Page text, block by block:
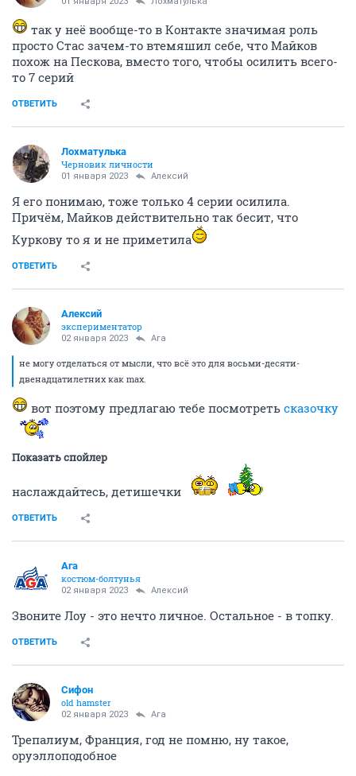
так у неё вообще-то в Контакте значимая роль
просто Стас зачем-то втемяшил себе, что Майков
похож на Пескова, вместо того, чтобы осилить всего-
то 7 серий
ОТВЕТИТЬ
Лохматулька
Черновик личности
01 января 2023 Алексий
Я его понимаю, тоже только 4 серии осилила.
Причём, Майков действительно так бесит, что
Куркову то я и не приметила
ОТВЕТИТЬ
Алексий
экспериментатор
02 января 2023 Ага
не могу отделаться от мысли, что всё это для восьми-десяти-
двенадцатилетних как max.
вот поэтому предлагаю тебе посмотреть сказочку
Показать спойлер
наслаждайтесь, детишечки
ОТВЕТИТЬ
Ага
костюм-болтунья
02 января 2023 Алексий
Звоните Лоу - это нечто личное. Остальное - в топку.
ОТВЕТИТЬ
Сифон
old hamster
02 января 2023 Ага
Трепалиум, Франция, год не помню, ну такое,
оруэллоподобное